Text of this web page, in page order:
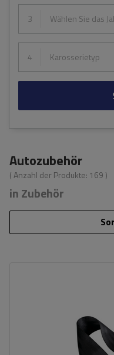
3 Wählen Sie das
4 Karosserietyp
Autozubehör
( Anzahl der Produkte: 169 )
in Zubehör